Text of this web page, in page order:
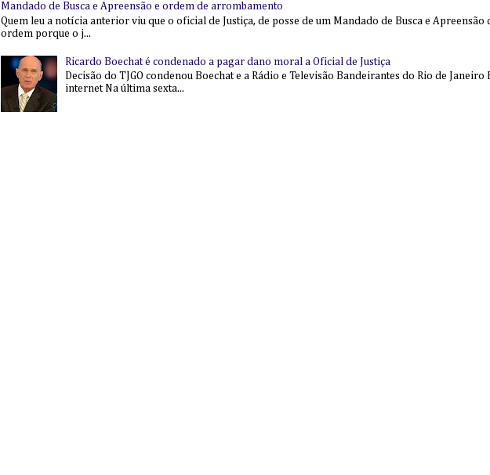
Mandado de Busca e Apreensão e ordem de arrombamento
Quem leu a notícia anterior viu que o oficial de Justiça, de posse de um Mandado de Busca e
ordem porque o j...
Ricardo Boechat é condenado a pagar dano moral a Oficial de Justiça
Decisão do TJGO condenou Boechat e a Rádio e Televisão Bandeirantes do Rio de
internet Na última sexta...